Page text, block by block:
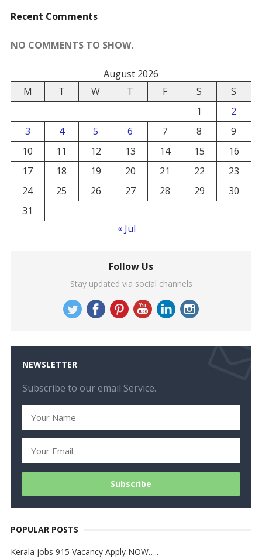
Recent Comments
NO COMMENTS TO SHOW.
August 2026
M
T W T F S
S
1
2
3
4 5 6 7 8
9
10
11 12 13 14 15
16
17
18 19 20 21 22
23
24
25 26 27 28 29
30
31
« Jul
Follow Us
Stay updated via social channels
NEWSLETTER
Subscribe to our email Service.
POPULAR POSTS
Kerala jobs 915 Vacancy Apply NOW…..